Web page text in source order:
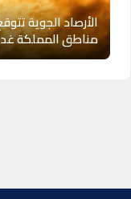
الأرصاد الجوية
مناطق المملكة